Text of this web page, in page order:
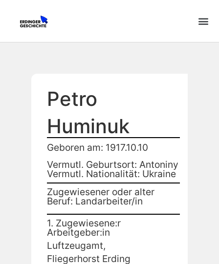
Petro
Huminuk
Geboren am: 1917.10.10
Vermutl. Geburtsort: Antoniny
Vermutl. Nationalität: Ukraine
Zugewiesener oder alter
Beruf: Landarbeiter/in
1. Zugewiesene:r
Arbeitgeber:in
Luftzeugamt,
Fliegerhorst Erding